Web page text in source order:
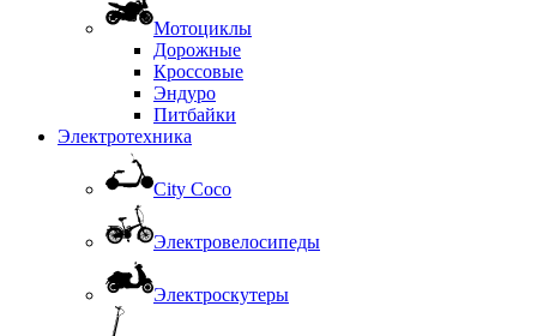
Мотоциклы
Дорожные
Кроссовые
Эндуро
Питбайки
Электротехника
City Coco
Электровелосипеды
Электроскутеры